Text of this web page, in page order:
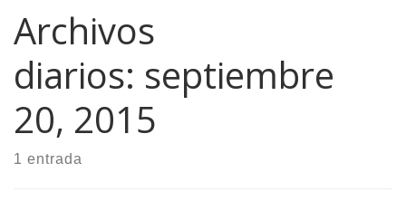
Archivos
diarios: septiembre
20, 2015
1 entrada